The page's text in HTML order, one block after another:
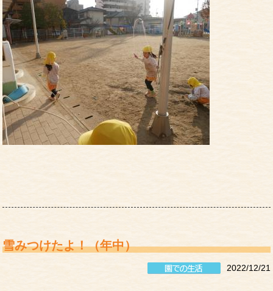
雪みつけたよ！（年中）
2022/12/21